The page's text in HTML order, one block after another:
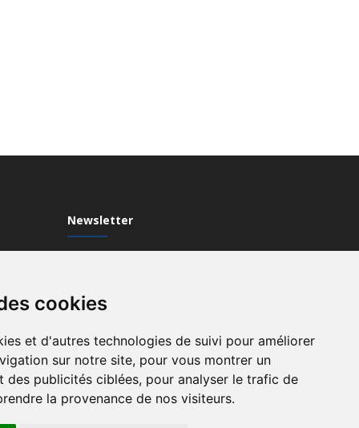
cookies
et d'autres technologies de suivi pour améliorer
sur notre site, pour vous montrer un
des publicités ciblées, pour analyser le trafic de
la provenance de nos visiteurs.
Newsletter